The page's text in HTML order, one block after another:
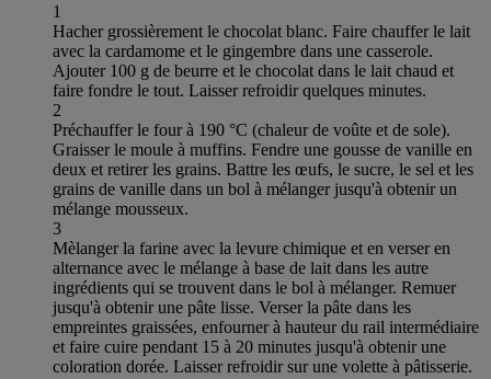
1
Hacher grossièrement le chocolat blanc. Faire chauffer le lait
avec la cardamome et le gingembre dans une casserole.
Ajouter 100 g de beurre et le chocolat dans le lait chaud et
faire fondre le tout. Laisser refroidir quelques minutes.
2
Préchauffer le four à 190 °C (chaleur de voûte et de sole).
Graisser le moule à muffins. Fendre une gousse de vanille en
deux et retirer les grains. Battre les œufs, le sucre, le sel et les
grains de vanille dans un bol à mélanger jusqu'à obtenir un
mélange mousseux.
3
Mèlanger la farine avec la levure chimique et en verser en
alternance avec le mélange à base de lait dans les autre
ingrédients qui se trouvent dans le bol à mélanger. Remuer
jusqu'à obtenir une pâte lisse. Verser la pâte dans les
empreintes graissées, enfourner à hauteur du rail intermédiaire
et faire cuire pendant 15 à 20 minutes jusqu'à obtenir une
coloration dorée. Laisser refroidir sur une volette à pâtisserie.